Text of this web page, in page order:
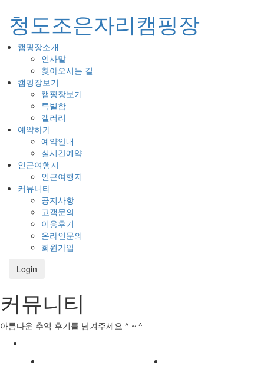
청도조은자리캠핑장
캠핑장소개
인사말
찾아오시는 길
캠핑장보기
캠핑장보기
특별함
갤러리
예약하기
예약안내
실시간예약
인근여행지
인근여행지
커뮤니티
공지사항
고객문의
이용후기
온라인문의
회원가입
Login
커뮤니티
아름다운 추억 후기를 남겨주세요 ^ ~ ^